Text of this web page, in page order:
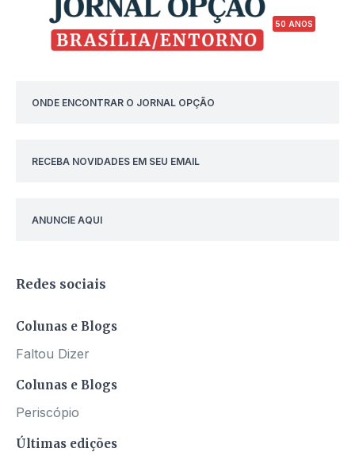
50 ANOS
ONDE ENCONTRAR O JORNAL OPÇÃO
RECEBA NOVIDADES EM SEU EMAIL
ANUNCIE AQUI
Redes sociais
Colunas e Blogs
Faltou Dizer
Colunas e Blogs
Periscópio
Últimas edições